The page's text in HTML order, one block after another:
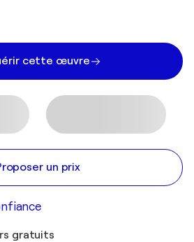
cette œuvre
un prix
gratuits